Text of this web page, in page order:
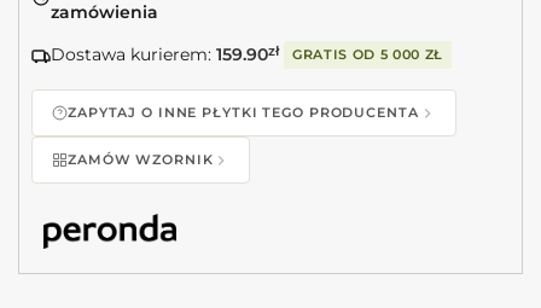
zamówienia
Dostawa kurierem: 159.90zł GRATIS OD 5 000 ZŁ
ZAPYTAJ O INNE PŁYTKI TEGO PRODUCENTA
ZAMÓW WZORNIK